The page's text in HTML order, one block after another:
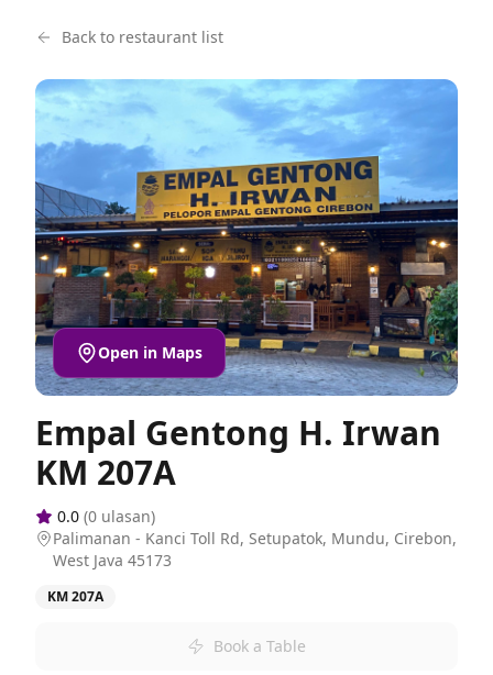
Back to restaurant list
Open in Maps
Empal Gentong H. Irwan
KM 207A
0.0 (0 ulasan)
Palimanan - Kanci Toll Rd, Setupatok, Mundu, Cirebon,
West Java 45173
KM 207A
Book a Table